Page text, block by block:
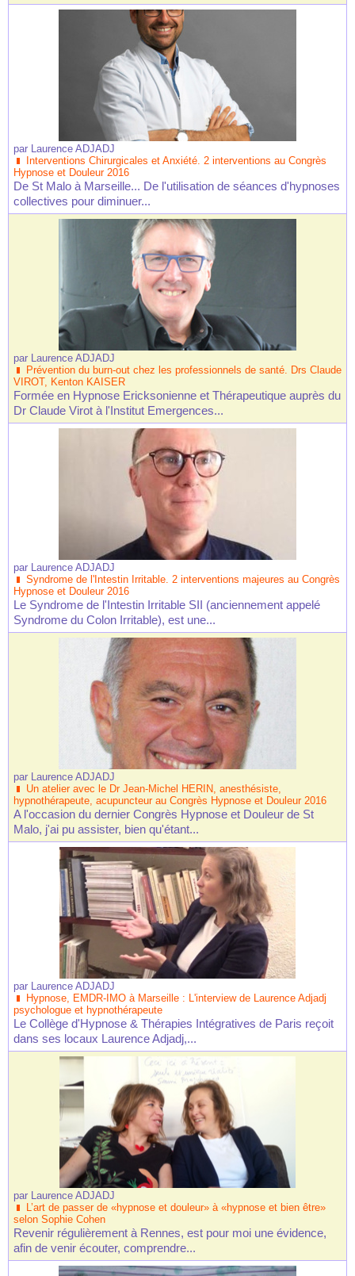
par Laurence ADJADJ
Interventions Chirurgicales et Anxiété. 2 interventions au Congrès
Hypnose et Douleur 2016
De St Malo à Marseille... De l'utilisation de séances d'hypnoses
collectives pour diminuer...
par Laurence ADJADJ
Prévention du burn-out chez les professionnels de santé. Drs Claude
VIROT, Kenton KAISER
Formée en Hypnose Ericksonienne et Thérapeutique auprès du
Dr Claude Virot à l'Institut Emergences...
par Laurence ADJADJ
Syndrome de l'Intestin Irritable. 2 interventions majeures au Congrès
Hypnose et Douleur 2016
Le Syndrome de l'Intestin Irritable SII (anciennement appelé
Syndrome du Colon Irritable), est une...
par Laurence ADJADJ
Un atelier avec le Dr Jean-Michel HERIN, anesthésiste,
hypnothérapeute, acupuncteur au Congrès Hypnose et Douleur 2016
A l'occasion du dernier Congrès Hypnose et Douleur de St
Malo, j'ai pu assister, bien qu'étant...
par Laurence ADJADJ
Hypnose, EMDR-IMO à Marseille : L'interview de Laurence Adjadj
psychologue et hypnothérapeute
Le Collège d'Hypnose & Thérapies Intégratives de Paris reçoit
dans ses locaux Laurence Adjadj,...
par Laurence ADJADJ
L’art de passer de «hypnose et douleur» à «hypnose et bien être»
selon Sophie Cohen
Revenir régulièrement à Rennes, est pour moi une évidence,
afin de venir écouter, comprendre...